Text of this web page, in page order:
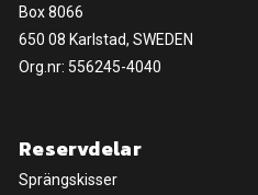
Box 8066
650 08 Karlstad, SWEDEN
Org.nr: 556245-4040
Reservdelar
Sprängskisser